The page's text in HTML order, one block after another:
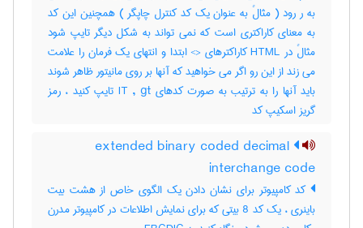
به ر رود ( مثالً به عنوان یک کد کنترل چاپگر ) همچنین این کد
به معنای کاراکتری است که نمی تواند به شکل دیگر تایپ شود
مثالً در HTML کاراکترهای <> ابتدا و انتهای یک فرمان را علامت
می زند از این رو اگر می خواهید که آنها بر روی مانیتور ظاهر شوند
باید آنها را به ترتیب به صورت کدهای IT , gt تایپ کنید ، رمز
گریز اسکیپ کد
extended binary coded decimal
interchange code
کد کامپیوتر برای نشان دادن یک الگوی خاص از هشت بیت
باینری ، یک کد 8 بیتی که برای نمایش اطلاعات در کامپیوتر مدرن